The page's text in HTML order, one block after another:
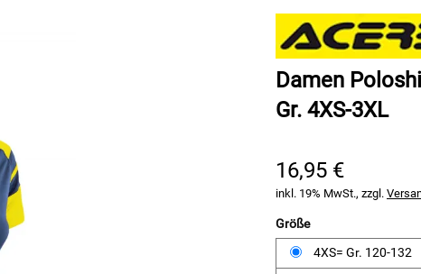
Damen
Gr. 4XS-3XL
16,95 €
inkl. 19% MwSt., zzgl.
Größe
4XS= Gr. 120-132